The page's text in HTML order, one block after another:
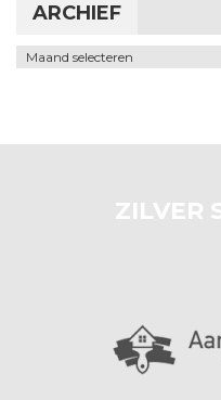
ARCHIEF
Archief
ZILVER